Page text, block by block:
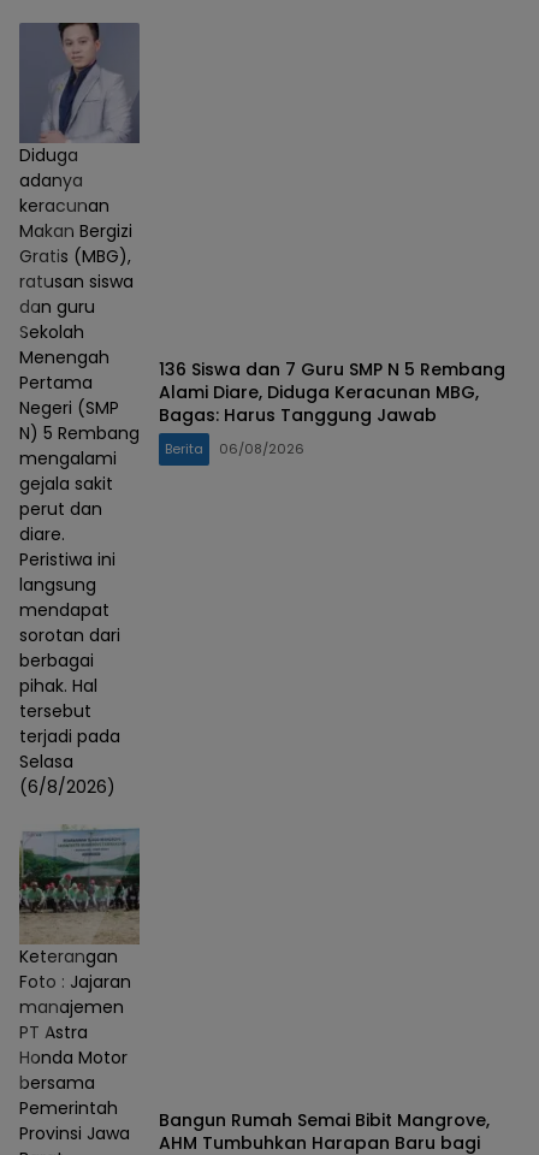
Diduga
adanya
keracunan
Makan Bergizi
Gratis (MBG),
ratusan siswa
dan guru
Sekolah
Menengah
Pertama
Negeri (SMP
N) 5 Rembang
mengalami
gejala sakit
perut dan
diare.
Peristiwa ini
langsung
mendapat
sorotan dari
berbagai
pihak. Hal
tersebut
terjadi pada
Selasa
(6/8/2026)
136 Siswa dan 7 Guru SMP N 5 Rembang
Alami Diare, Diduga Keracunan MBG,
Bagas: Harus Tanggung Jawab
Berita 06/08/2026
Keterangan
Foto : Jajaran
manajemen
PT Astra
Honda Motor
bersama
Pemerintah
Provinsi Jawa
Bangun Rumah Semai Bibit Mangrove,
AHM Tumbuhkan Harapan Baru bagi